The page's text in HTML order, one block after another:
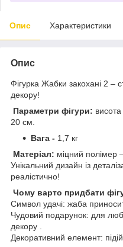
Опис Характеристики
Опис
Фігурка Жабки закохані 2 –
декору!
Параметри фігури:
20 см.
Вага - 1,7 кг
Матеріал: міцний полімер –
Унікальний дизайн із
реалістично!
Чому варто придбати
Символ удачі: жаба
Чудовий подарунок: для
декору .
Декоративний елемент: